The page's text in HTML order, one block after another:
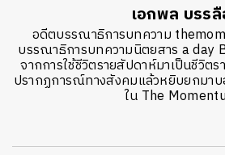
เอกพล บรร
อดีตบรรณาธิการบทความ
บรรณาธิการบทความนิตยสาร a day
จากการใช้ชีวิตรายสัปดาห์มาเป็นชีวิต
ปรากฏการณ์ทางสังคมแล้วหยิบยกมาบ
ใน The